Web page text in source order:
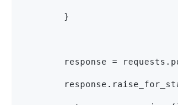
        }
response =